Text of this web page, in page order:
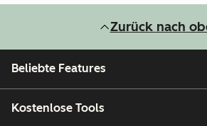
Zurück nach
Beliebte Features
Kostenlose Tools